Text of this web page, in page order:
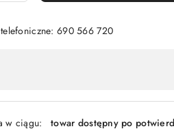
690 566 720
w ciągu:
towar dostępny po